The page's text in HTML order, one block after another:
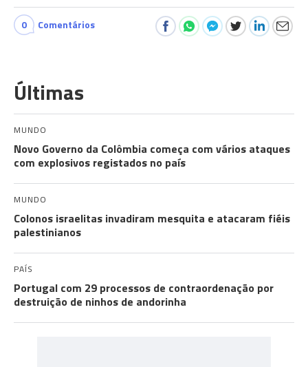
0 Comentários
Últimas
MUNDO
Novo Governo da Colômbia começa com vários ataques
com explosivos registados no país
MUNDO
Colonos israelitas invadiram mesquita e atacaram fiéis
palestinianos
PAÍS
Portugal com 29 processos de contraordenação por
destruição de ninhos de andorinha